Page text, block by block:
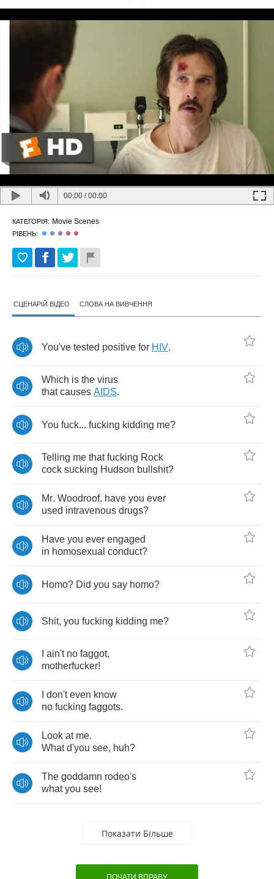
00:00 /00:00
КАТЕГОРІЯ: Movie Scenes
РІВЕНЬ:
СЦЕНАРІЙ ВІДЕО СЛОВА НА ВИВЧЕННЯ
You've tested positive for HIV.
Which is the virus
that causes AIDS.
You fuck... fucking kidding me?
Telling me that fucking Rock
cock sucking Hudson bullshit?
Mr. Woodroof, have you ever
used intravenous drugs?
Have you ever engaged
in homosexual conduct?
Homo? Did you say homo?
Shit, you fucking kidding me?
ain't no faggot,
motherfucker!
don't even know
no fucking faggots.
Look at me.
What d'you see, huh?
The goddamn rodeo's
what you see!
Показати Більше
ПОЧАТИ ВПРАВУ